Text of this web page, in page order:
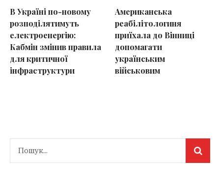
В Україні по-новому
розподілятимуть
електроенергію:
Кабмін змінив правила
для критичної
інфраструктури
Американська
реабілітологиня
приїхала до Вінниці
допомагати
українським
військовим